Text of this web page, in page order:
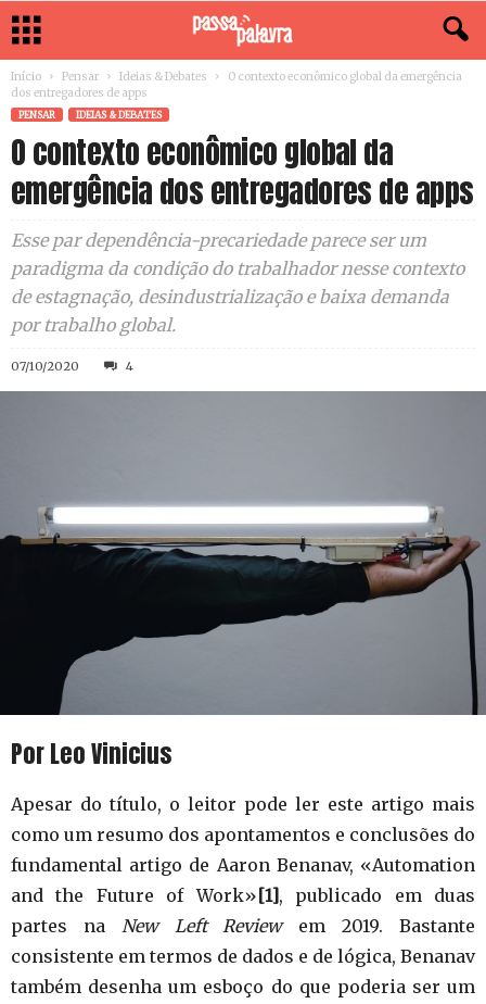
Início Pensar Ideias & Debates
O contexto econômico global da emergência
dos entregadores de apps
PENSAR IDEIAS & DEBATES
O contexto econômico global da
emergência dos entregadores de apps
Esse par dependência-precariedade parece ser um
paradigma da condição do trabalhador nesse contexto
de estagnação, desindustrialização e baixa demanda
por trabalho global.
07/10/2020 4
Por Leo Vinicius
Apesar do título, o leitor pode ler este artigo mais
como um resumo dos apontamentos e conclusões do
fundamental artigo de Aaron Benanav, «Automation
and the Future of Work»[1], publicado em duas
partes na
New Left Reviewem 2019. Bastante
consistente em termos de dados e de lógica, Benanav
também desenha um esboço do que poderia ser um